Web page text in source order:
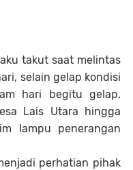
takut saat melintas
selain gelap kondisi
hari begitu gelap.
Lais Utara​ hingga
lampu penerangan
perhatian pihak